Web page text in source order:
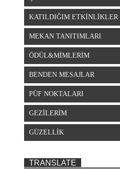
KATILDIĞIM ETKİNLİKLER
MEKAN TANITIMLARI
ÖDÜL&MİMLERİM
BENDEN MESAJLAR
PÜF NOKTALARI
GEZİLERİM
GÜZELLİK
TRANSLATE